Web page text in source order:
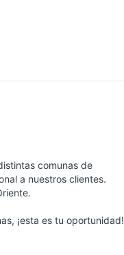
comunas de
a nuestros clientes.
¡esta es tu oportunidad!